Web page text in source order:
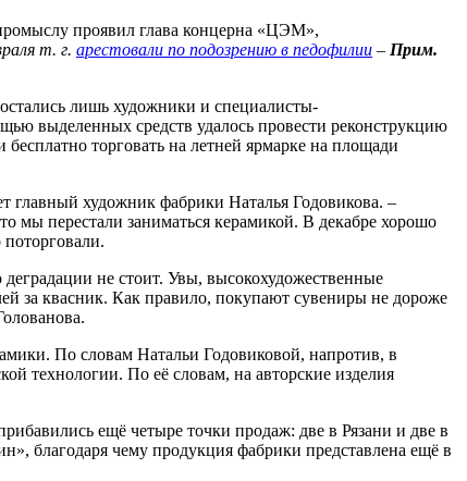
проявил глава концерна «ЦЭМ»,
т. г. арестовали по подозрению в педофилии – Прим.
лишь художники и специалисты-
выделенных средств удалось провести реконструкцию
торговать на летней ярмарке на площади
главный художник фабрики Наталья Годовикова. –
мы перестали заниматься керамикой. В декабре хорошо
не стоит. Увы, высокохудожественные
за квасник. Как правило, покупают сувениры не дороже
По словам Натальи Годовиковой, напротив, в
технологии. По её словам, на авторские изделия
ещё четыре точки продаж: две в Рязани и две в
благодаря чему продукция фабрики представлена ещё в